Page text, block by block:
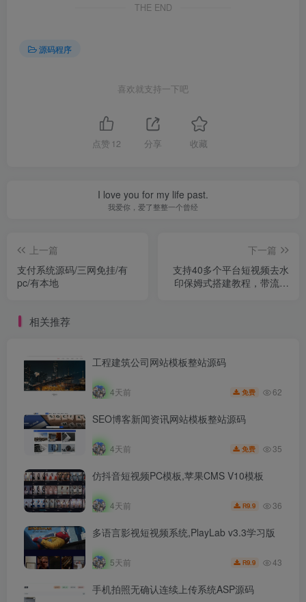
THE END
源码程序
喜欢就支持一下吧
点赞 12 分享 收藏
I love you for my life past.
我爱你，爱了整整一个曾经
上一篇
支付系统源码/三网免挂/有
pc/有本地
下一篇
支持40多个平台短视频去水
印保姆式搭建教程，带流量
相关推荐
工程建筑公司网站模板整站源码
4天前 免费 62
SEO博客新闻资讯网站模板整站源码
4天前 免费 35
仿抖音短视频PC模板,苹果CMS V10模板
4天前 R9.9 36
多语言影视短视频系统,PlayLab v3.3学习版
5天前 R9.9 43
手机拍照无确认连续上传系统ASP源码